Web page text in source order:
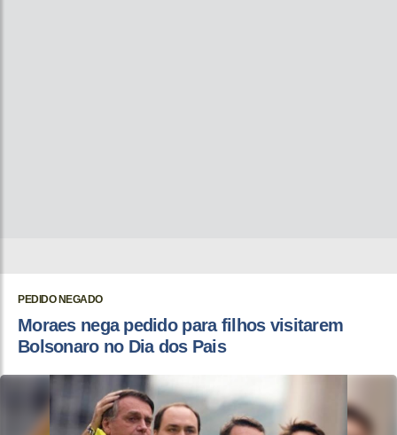
PEDIDO NEGADO
Moraes nega pedido para filhos visitarem
Bolsonaro no Dia dos Pais